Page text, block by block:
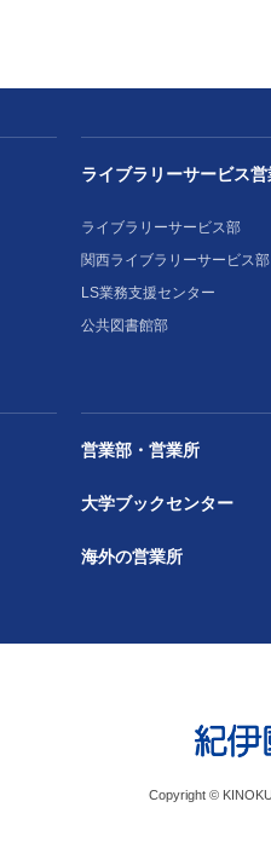
ライブラリーサービス
ライブラリーサービス部
関西ライブラリーサービス部
LS業務支援センター
公共図書館部
営業部・営業所
大学ブックセンター
海外の営業所
Copyright ©